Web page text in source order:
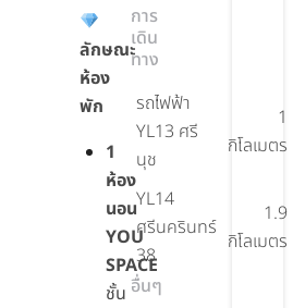
ลักษณะ
ห้อง
พัก
1
ห้อง
นอน
YOU
SPACE
ชั้น
การ
เดิน
ทาง
รถไฟฟ้า
YL13 ศรี
นุช
1
กิโลเมตร
YL14
ศรีนครินทร์
38
1.9
กิโลเมตร
อื่นๆ